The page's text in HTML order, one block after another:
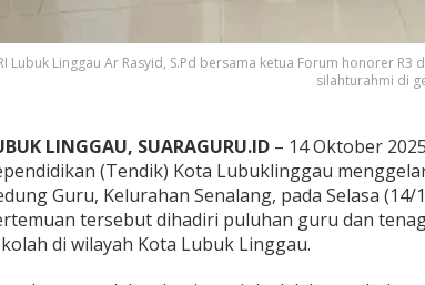
E
E
N
S
I
L
A
T
Lubuk Linggau Ar Rasyid, S.Pd bersama ketua Forum honorer R3
silahturahmi di
LINGGAU, SUARAGURU.ID– 14 Oktober
(Tendik) Kota Lubuklinggau
Guru, Kelurahan Senalang, pada Selasa (14/
tersebut dihadiri puluhan guru dan
di wilayah Kota Lubuk Linggau.